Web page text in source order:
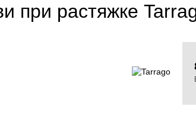
при растяжке